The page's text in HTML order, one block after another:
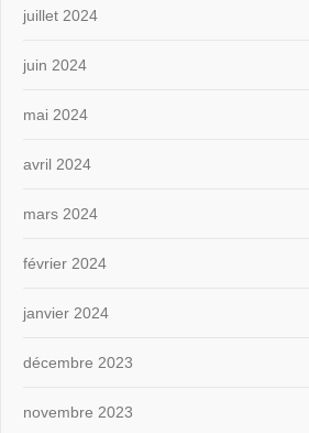
juillet 2024
juin 2024
mai 2024
avril 2024
mars 2024
février 2024
janvier 2024
décembre 2023
novembre 2023